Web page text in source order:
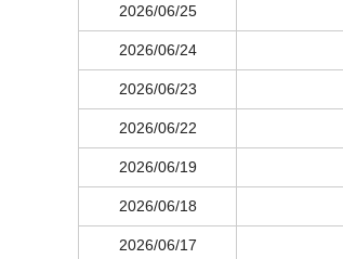
2026/06/25
2026/06/24
2026/06/23
2026/06/22
2026/06/19
2026/06/18
2026/06/17